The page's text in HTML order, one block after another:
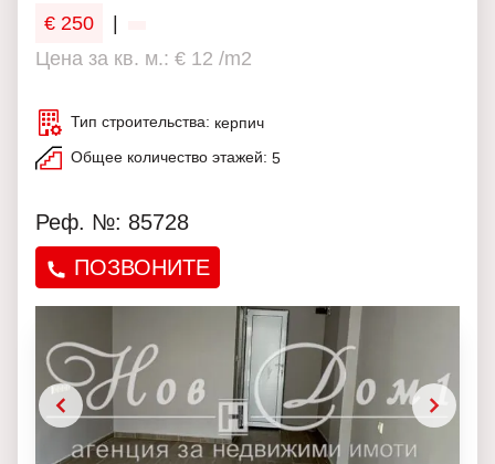
€ 250
Цена за кв. м.: € 12 /m2
Тип строительства: керпич
Общее количество этажей: 5
Реф. №: 85728
ПОЗВОНИТЕ